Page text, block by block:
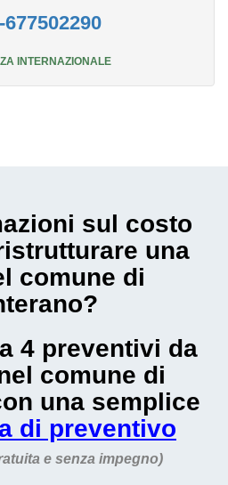
677502290
INTERNAZIONALE
sul costo
una
comune di
?
4 preventivi da
comune di
una semplice
di preventivo
e senza impegno)